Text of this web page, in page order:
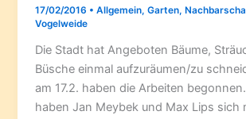
17/02/2016 •Allgemein,Garten,
Vogelweide
Die Stadt hat Angeboten Bäume,
Büsche einmal aufzuräumen/zu
am 17.2. haben die Arbeiten
haben Jan Meybek und Max Lips sich